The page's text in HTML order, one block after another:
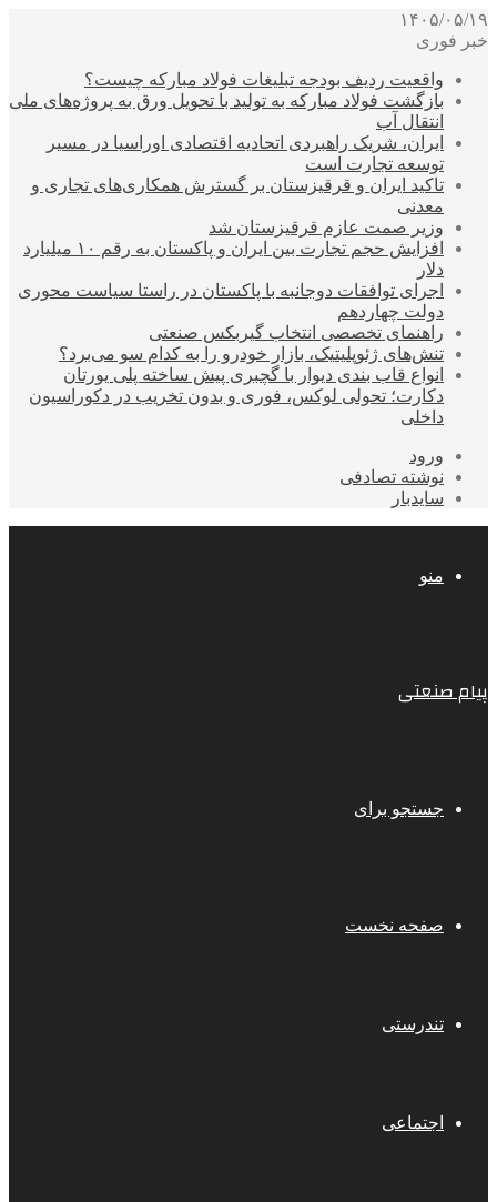
۱۴۰۵/۰۵/۱۹
خبر فوری
واقعیت ردیف بودجه تبلیغات فولاد مبارکه چیست؟
بازگشت فولاد مبارکه به تولید با تحویل ورق به پروژه‌های ملی
انتقال آب
ایران، شریک راهبردی اتحادیه اقتصادی اوراسیا در مسیر
توسعه تجارت است
تاکید ایران و قرقیزستان بر گسترش همکاری‌های تجاری و
معدنی
وزیر صمت عازم قرقیزستان شد
افزایش حجم تجارت بین ایران و پاکستان به رقم ۱۰ میلیارد
دلار
اجرای توافقات دوجانبه با پاکستان در راستا سیاست محوری
دولت چهاردهم
راهنمای تخصصی انتخاب گیربکس صنعتی
تنش‌های ژئوپلیتیک، بازار خودرو را به کدام سو می‌برد؟
انواع قاب بندی دیوار با گچبری پیش ساخته پلی یورتان
دکارت؛ تحولی لوکس، فوری و بدون تخریب در دکوراسیون
داخلی
ورود
نوشته تصادفی
سایدبار
منو
پیام صنعتی
جستجو برای
صفحه نخست
تندرستی
اجتماعی